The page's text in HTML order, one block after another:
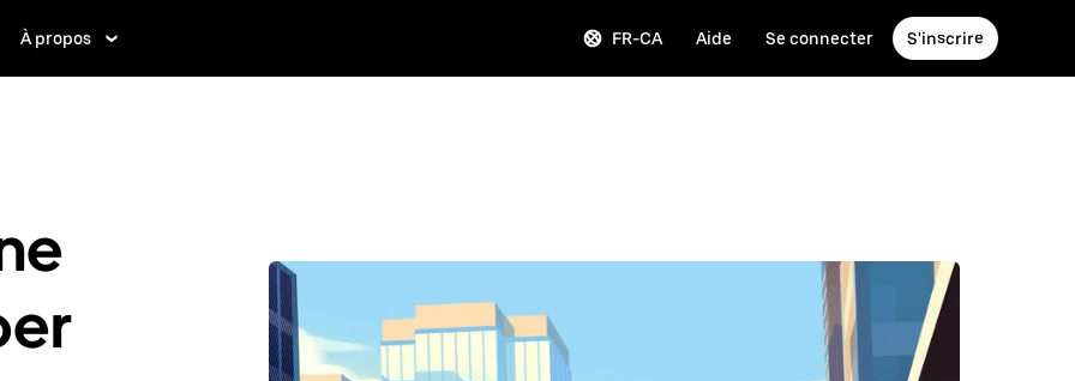
À propos FR-CA Aide Se connecter S'inscrire